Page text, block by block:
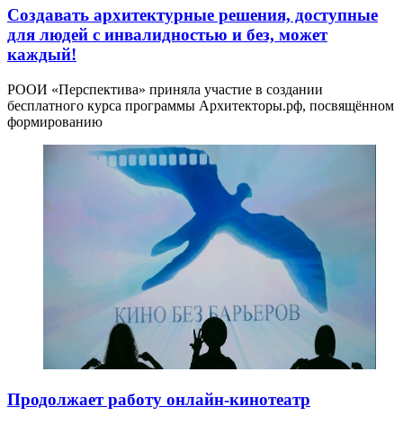
Создавать архитектурные решения, доступные
для людей с инвалидностью и без, может
каждый!
РООИ «Перспектива» приняла участие в создании
бесплатного курса программы Архитекторы.рф, посвящённом
формированию
Продолжает работу онлайн-кинотеатр